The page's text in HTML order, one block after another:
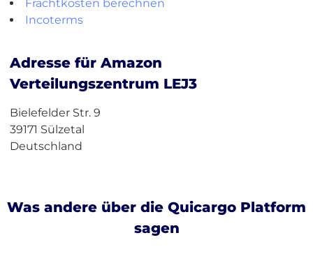
Frachtkosten berechnen
Incoterms
Adresse für Amazon
Verteilungszentrum LEJ3
Bielefelder Str. 9
39171 Sülzetal
Deutschland
Was andere über die Quicargo Platform
sagen